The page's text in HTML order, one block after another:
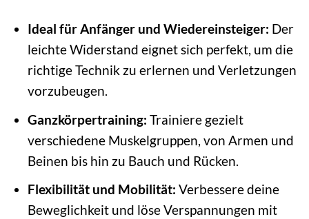
Ideal für Anfänger und Wiedereinsteiger: Der
leichte Widerstand eignet sich perfekt, um die
richtige Technik zu erlernen und Verletzungen
vorzubeugen.
Ganzkörpertraining: Trainiere gezielt
verschiedene Muskelgruppen, von Armen und
Beinen bis hin zu Bauch und Rücken.
Flexibilität und Mobilität: Verbessere deine
Beweglichkeit und löse Verspannungen mit